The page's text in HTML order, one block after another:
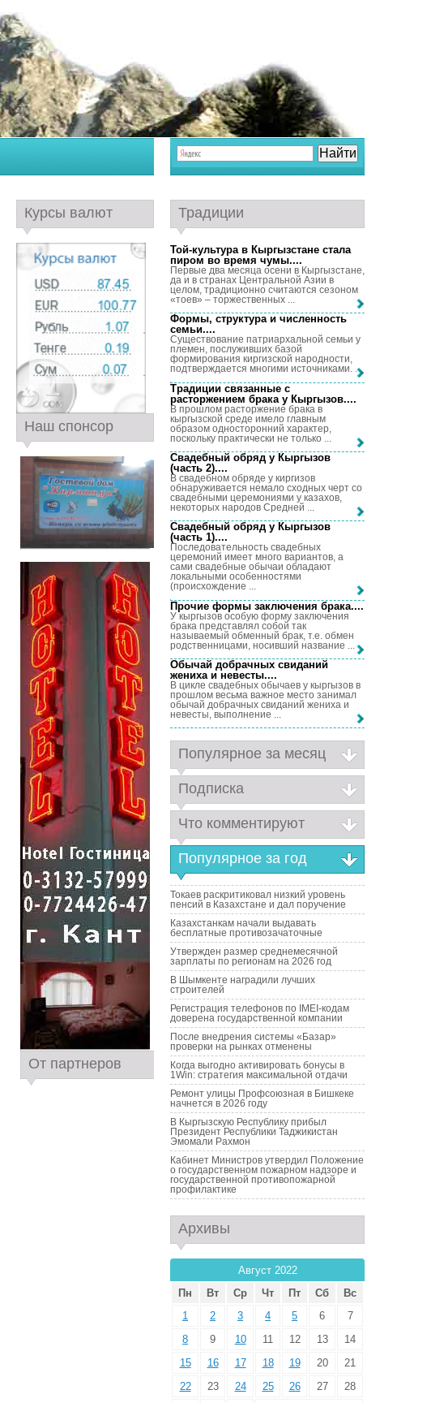
Курсы валют
Наш спонсор
От партнеров
Традиции
Той-культура в Кыргызстане стала
пиром во время чумы....
Первые два месяца осени в Кыргызстане,
да и в странах Центральной Азии в
целом, традиционно считаются сезоном
«тоев» – торжественных ...
Формы, структура и численность
семьи....
Существование патриархальной семьи у
племен, послуживших базой
формирования киргизской народности,
подтверждается многими источниками. ...
Традиции связанные с
расторжением брака у Кыргызов....
В прошлом расторжение брака в
кыргызской среде имело главным
образом односторонний характер,
поскольку практически не только ...
Свадебный обряд у Кыргызов
(часть 2)....
В свадебном обряде у киргизов
обнаруживается немало сходных черт со
свадебными церемониями у казахов,
некоторых народов Средней ...
Свадебный обряд у Кыргызов
(часть 1)....
Последовательность свадебных
церемоний имеет много вариантов, а
сами свадебные обычаи обладают
локальными особенностями
(происхождение ...
Прочие формы заключения брака....
У кыргызов особую форму заключения
брака представлял собой так
называемый обменный брак, т.е. обмен
родственницами, носивший название ...
Обычай добрачных свиданий
жениха и невесты....
В цикле свадебных обычаев у кыргызов в
прошлом весьма важное место занимал
обычай добрачных свиданий жениха и
невесты, выполнение ...
Популярное за месяц
Подписка
Что комментируют
Популярное за год
Токаев раскритиковал низкий уровень
пенсий в Казахстане и дал поручение
Казахстанкам начали выдавать
бесплатные противозачаточные
Утвержден размер среднемесячной
зарплаты по регионам на 2026 год
В Шымкенте наградили лучших
строителей
Регистрация телефонов по IMEI-кодам
доверена государственной компании
После внедрения системы «Базар»
проверки на рынках отменены
Когда выгодно активировать бонусы в
1Win: стратегия максимальной отдачи
Ремонт улицы Профсоюзная в Бишкеке
начнется в 2026 году
В Кыргызскую Республику прибыл
Президент Республики Таджикистан
Эмомали Рахмон
Кабинет Министров утвердил Положение
о государственном пожарном надзоре и
государственной противопожарной
профилактике
Архивы
Август 2022
Пн
Вт Ср Чт Пт Сб
Вс
1
2 3 4 5 6
7
8
9 10 11 12 13
14
15
16 17 18 19 20
21
22
23 24 25 26 27
28